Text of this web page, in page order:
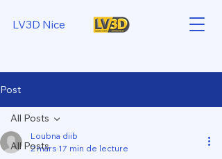
LV3D Nice
Post
All Posts
All Posts
Loubna diib
2 mars 17 min de lecture